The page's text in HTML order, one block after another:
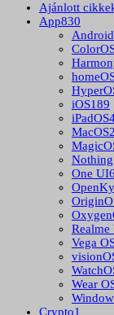
Ajánlott
App830
Android
iOS189
iPadOS
MacOS
One UI
Realme
Vega
Wear
Crypto1